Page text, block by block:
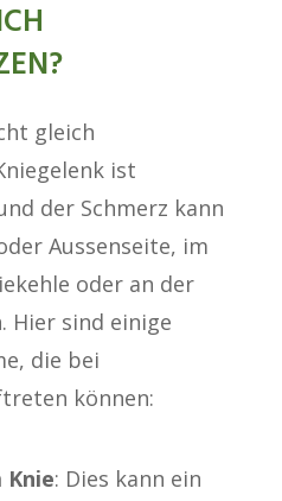
gleich
ist
der Schmerz kann
Aussenseite, im
oder an der
Hier sind einige
die bei
können:
Knie: Dies kann ein